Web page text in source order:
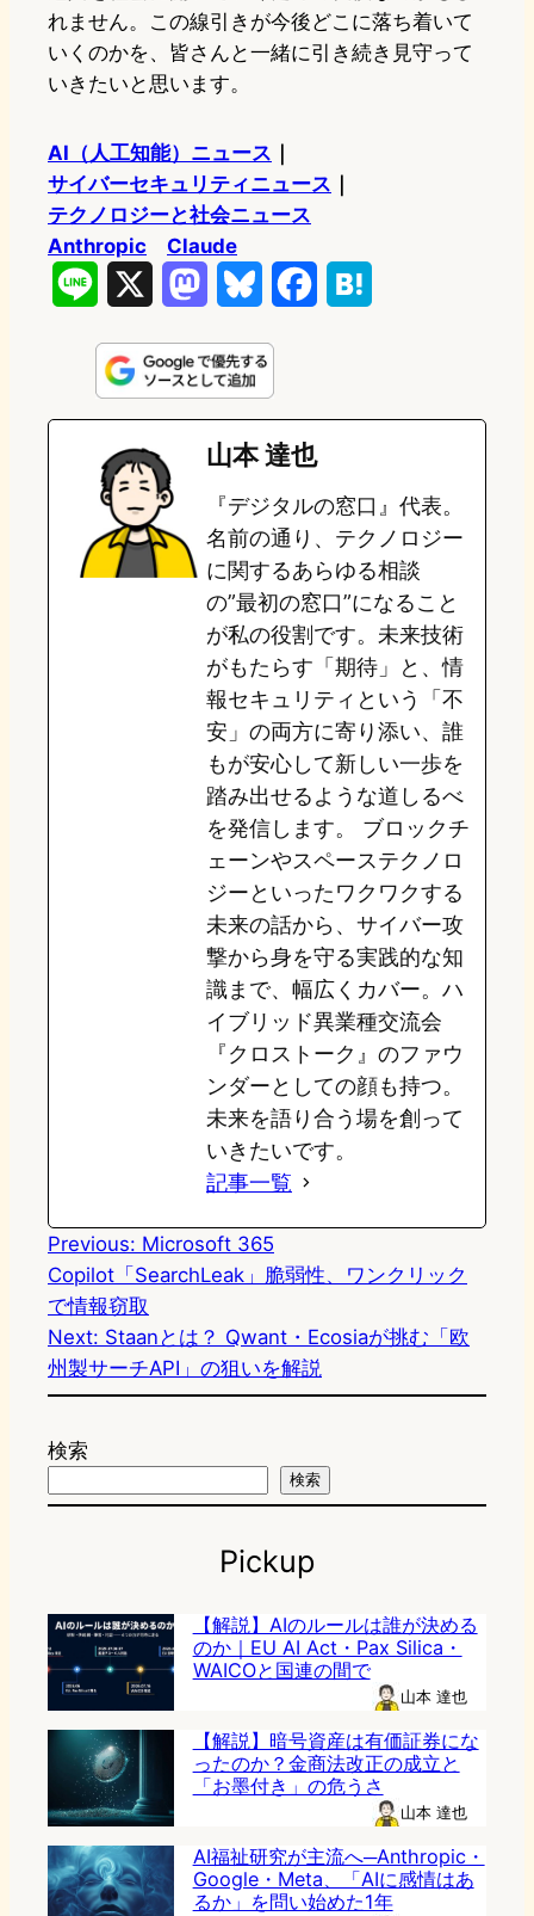
れません。この線引きが今後どこに落ち着いて
いくのかを、皆さんと一緒に引き続き見守って
いきたいと思います。
AI（人工知能）ニュース
サイバーセキュリティニュース
テクノロジーと社会ニュース
Anthropic
Claude
n
e
s
t
o
o
n
u
e
s
k
e
b
o
o
k
e
a
山本 達也
『デジタルの窓口』代表。
名前の通り、テクノロジー
に関するあらゆる相談
の”最初の窓口”になること
が私の役割です。未来技術
がもたらす「期待」と、情
報セキュリティという「不
安」の両方に寄り添い、誰
もが安心して新しい一歩を
踏み出せるような道しるべ
を発信します。 ブロックチ
ェーンやスペーステクノロ
ジーといったワクワクする
未来の話から、サイバー攻
撃から身を守る実践的な知
識まで、幅広くカバー。ハ
イブリッド異業種交流会
『クロストーク』のファウ
ンダーとしての顔も持つ。
未来を語り合う場を創って
いきたいです。
記事一覧
Previous: Microsoft 365
Copilot「SearchLeak」脆弱性、ワンクリック
で情報窃取
Next: Staanとは？ Qwant・Ecosiaが挑む「欧
州製サーチAPI」の狙いを解説
検索
検索
Pickup
【解説】AIのルールは誰が決める
のか｜EU AI Act・Pax Silica・
WAICOと国連の間で
山本 達也
【解説】暗号資産は有価証券にな
ったのか？金商法改正の成立と
「お墨付き」の危うさ
山本 達也
AI福祉研究が主流へ─Anthropic・
Google・Meta、「AIに感情はあ
るか」を問い始めた1年